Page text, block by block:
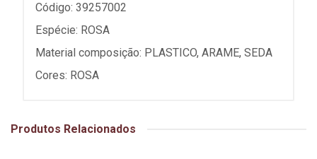
Código: 39257002
Espécie: ROSA
Material composição: PLASTICO, ARAME, SEDA
Cores: ROSA
Produtos Relacionados